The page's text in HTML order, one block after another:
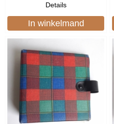
Details
In winkelmand